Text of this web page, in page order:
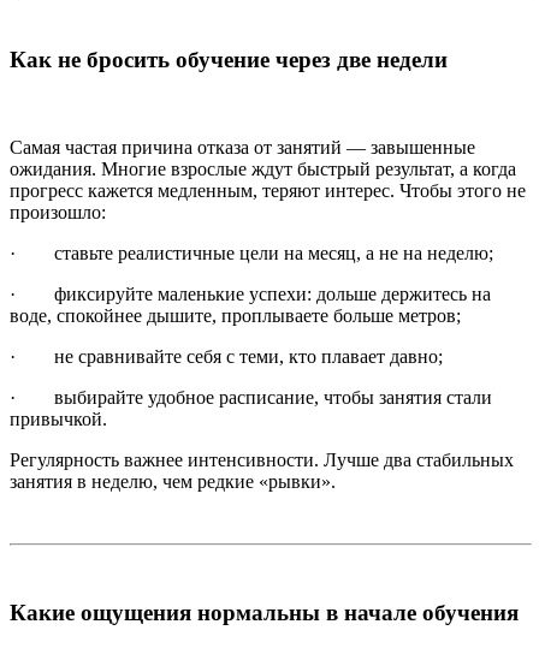
Как не бросить обучение через две недели
Самая частая причина отказа от занятий — завышенные
ожидания. Многие взрослые ждут быстрый результат, а когда
прогресс кажется медленным, теряют интерес. Чтобы этого не
произошло:
· ставьте реалистичные цели на месяц, а не на неделю;
· фиксируйте маленькие успехи: дольше держитесь на
воде, спокойнее дышите, проплываете больше метров;
· не сравнивайте себя с теми, кто плавает давно;
· выбирайте удобное расписание, чтобы занятия стали
привычкой.
Регулярность важнее интенсивности. Лучше два стабильных
занятия в неделю, чем редкие «рывки».
Какие ощущения нормальны в начале обучения